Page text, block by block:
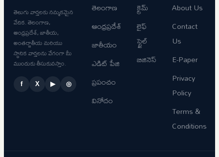
తెలుగు వార్తలకు నమ్మకమైన
వేదిక. తెలంగాణ,
ఆంధ్రప్రదేశ్, జాతీయ,
అంతర్జాతీయ మరియు
స్థానిక వార్తలను వేగంగా మీ
ముందుకు తీసుకువస్తాం.
f X ▶ ◎
తెలంగాణ
ఆంధ్రప్రదేశ్
జాతీయం
ఎడిట్ పేజి
ప్రపంచం
వినోదం
క్రైమ్
లైఫ్
స్టైల్
బిజినెస్
About Us
Contact
Us
E-Paper
Privacy
Policy
Terms &
Conditions